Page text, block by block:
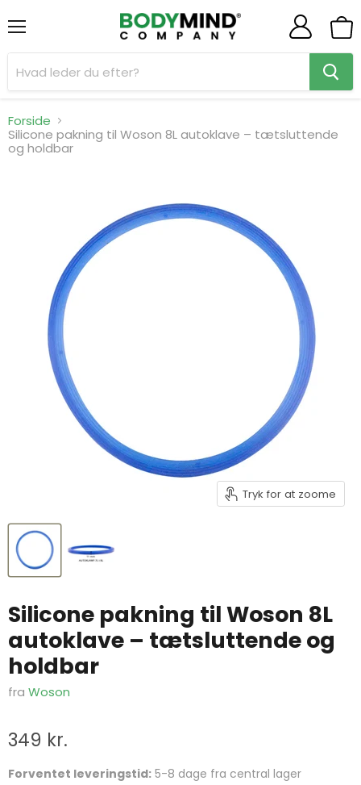
Forside
Silicone pakning til Woson 8L autoklave – tætsluttende
og holdbar
Tryk for at zoome
Silicone pakning til Woson 8L
autoklave – tætsluttende og
holdbar
fra Woson
349 kr.
Forventet leveringstid: 5-8 dage fra central lager